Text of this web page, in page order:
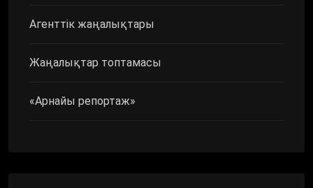
Агенттік жаңалықтары
Жаңалықтар топтамасы
«Арнайы репортаж»